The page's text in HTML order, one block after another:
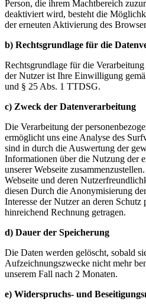
Person, die ihrem Machtbereich
deaktiviert wird, besteht die
der erneuten Aktivierung des
b) Rechtsgrundlage für die
Rechtsgrundlage für die
der Nutzer ist Ihre Einwilligung
und § 25 Abs. 1 TTDSG.
c) Zweck der Datenverarbeitung
Die Verarbeitung der
ermöglicht uns eine Analyse des
sind in durch die Auswertung der
Informationen über die Nutzung der
unserer Webseite
Webseite und deren
diesen Durch die Anonymisierung
Interesse der Nutzer an deren Schutz
hinreichend Rechnung getragen.
d) Dauer der Speicherung
Die Daten werden gelöscht, sobald
Aufzeichnungszwecke nicht mehr
unserem Fall nach 2 Monaten.
e) Widerspruchs- und